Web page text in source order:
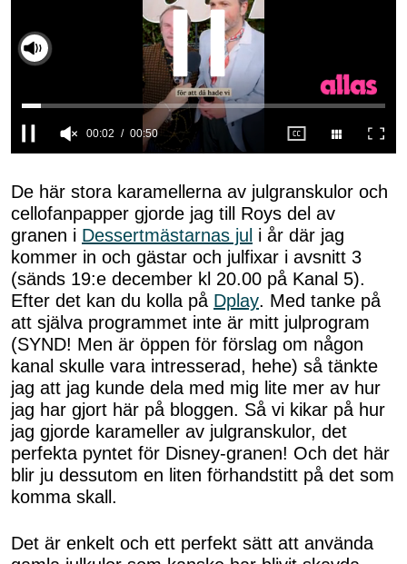
of
50
seconds
De här stora karamellerna av julgranskulor och
cellofanpapper gjorde jag till Roys del av
granen i Dessertmästarnas jul i år där jag
kommer in och gästar och julfixar i avsnitt 3
(sänds 19:e december kl 20.00 på Kanal 5).
Efter det kan du kolla på Dplay. Med tanke på
att själva programmet inte är mitt julprogram
(SYND! Men är öppen för förslag om någon
kanal skulle vara intresserad, hehe) så tänkte
jag att jag kunde dela med mig lite mer av hur
jag har gjort här på bloggen. Så vi kikar på hur
jag gjorde karameller av julgranskulor, det
perfekta pyntet för Disney-granen! Och det här
blir ju dessutom en liten förhandstitt på det som
komma skall.
Det är enkelt och ett perfekt sätt att använda